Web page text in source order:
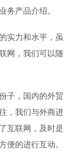
务产品介绍。
实力和水平，虽
网，我们可以随
子，国内的外贸
，我们与外商进
互联网，及时是
便的进行互动。